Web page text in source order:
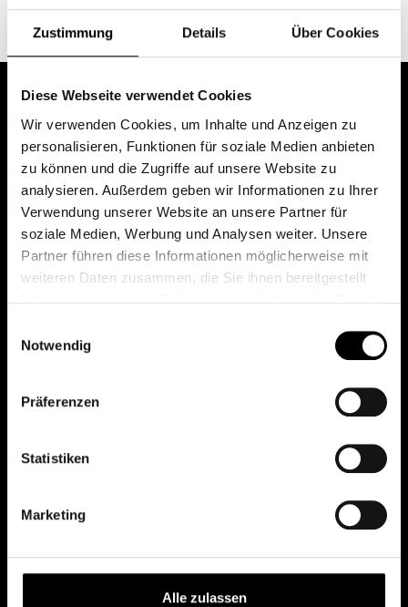
Zustimmung Details Über Cookies
Diese Webseite verwendet Cookies
Wir verwenden Cookies, um Inhalte und Anzeigen zu
personalisieren, Funktionen für soziale Medien anbieten
zu können und die Zugriffe auf unsere Website zu
analysieren. Außerdem geben wir Informationen zu Ihrer
Verwendung unserer Website an unsere Partner für
soziale Medien, Werbung und Analysen weiter. Unsere
Partner führen diese Informationen möglicherweise mit
weiteren Daten zusammen, die Sie ihnen bereitgestellt
Notwendig
Präferenzen
Statistiken
Marketing
Alle zulassen
Das erste Depot in Österreich mit 0€ Kontoführung,
0€ Ausgabeaufschlag und 0€ Depotgebühren bei
knapp 2000 Fonds und 0€ Orderspesen.
All rights reserved.
Depot eröffnen
Depot übertragen
Konditionen